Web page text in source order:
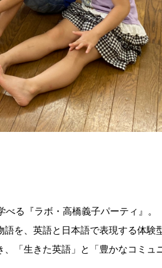
る『ラボ・高橋義子パーティ』。
を、英語と日本語で表現する体験
「生きた英語」と「豊かなコミュ